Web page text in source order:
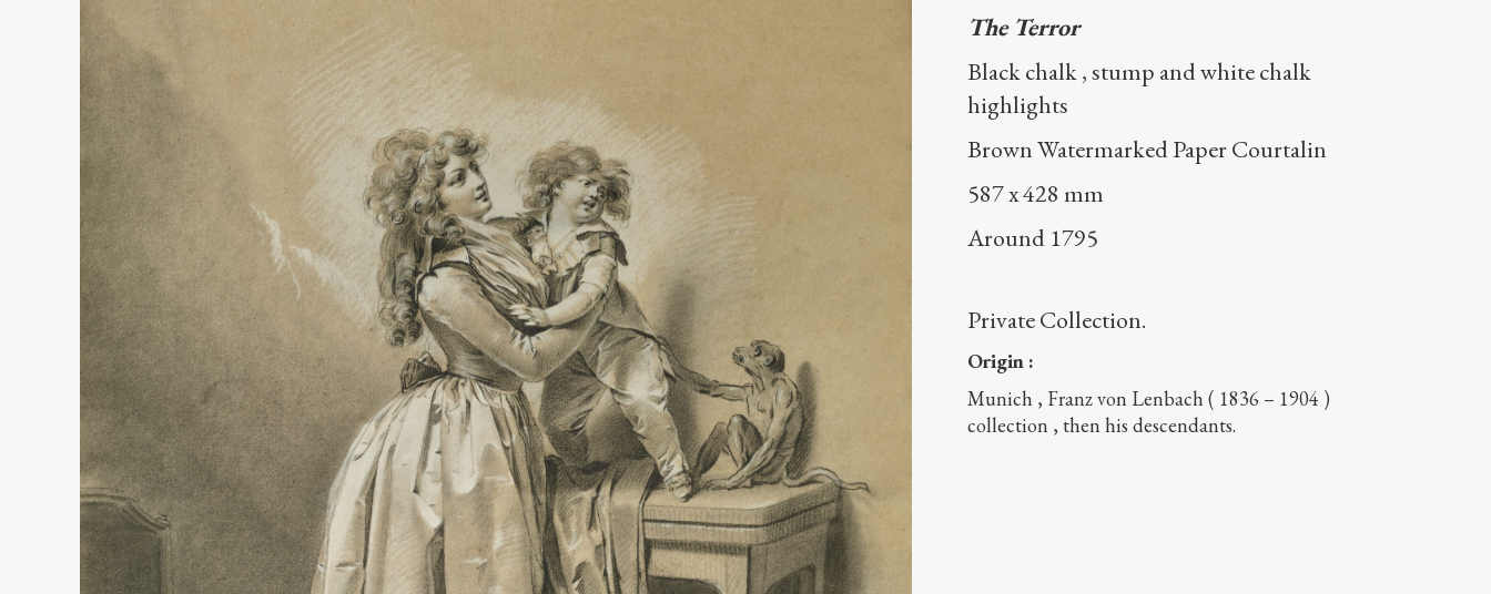
The Terror
Blackchalk,stump andwhitechalk
highlights
BrownWatermarkedPaperCourtalin
587x428 mm
Around 1795
Private Collection.
Origin :
Munich , Franzvon Lenbach ( 1836 – 1904 )
collection , then his descendants.